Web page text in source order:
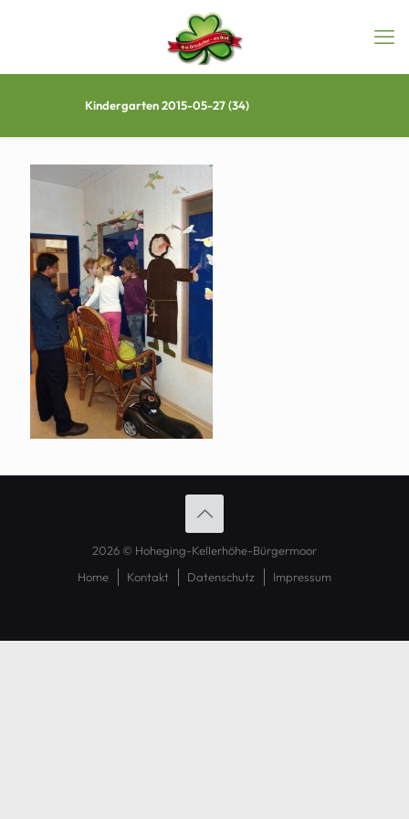
Kindergarten 2015-05-27 (34)
2026 © Hoheging-Kellerhöhe-Bürgermoor
Home
Kontakt Datenschutz Impressum